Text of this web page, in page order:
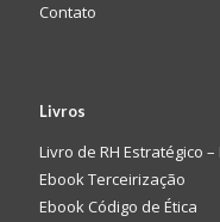
Contato
Livros
Livro de RH Estratégico
Ebook Terceirização
Ebook Código de Ética